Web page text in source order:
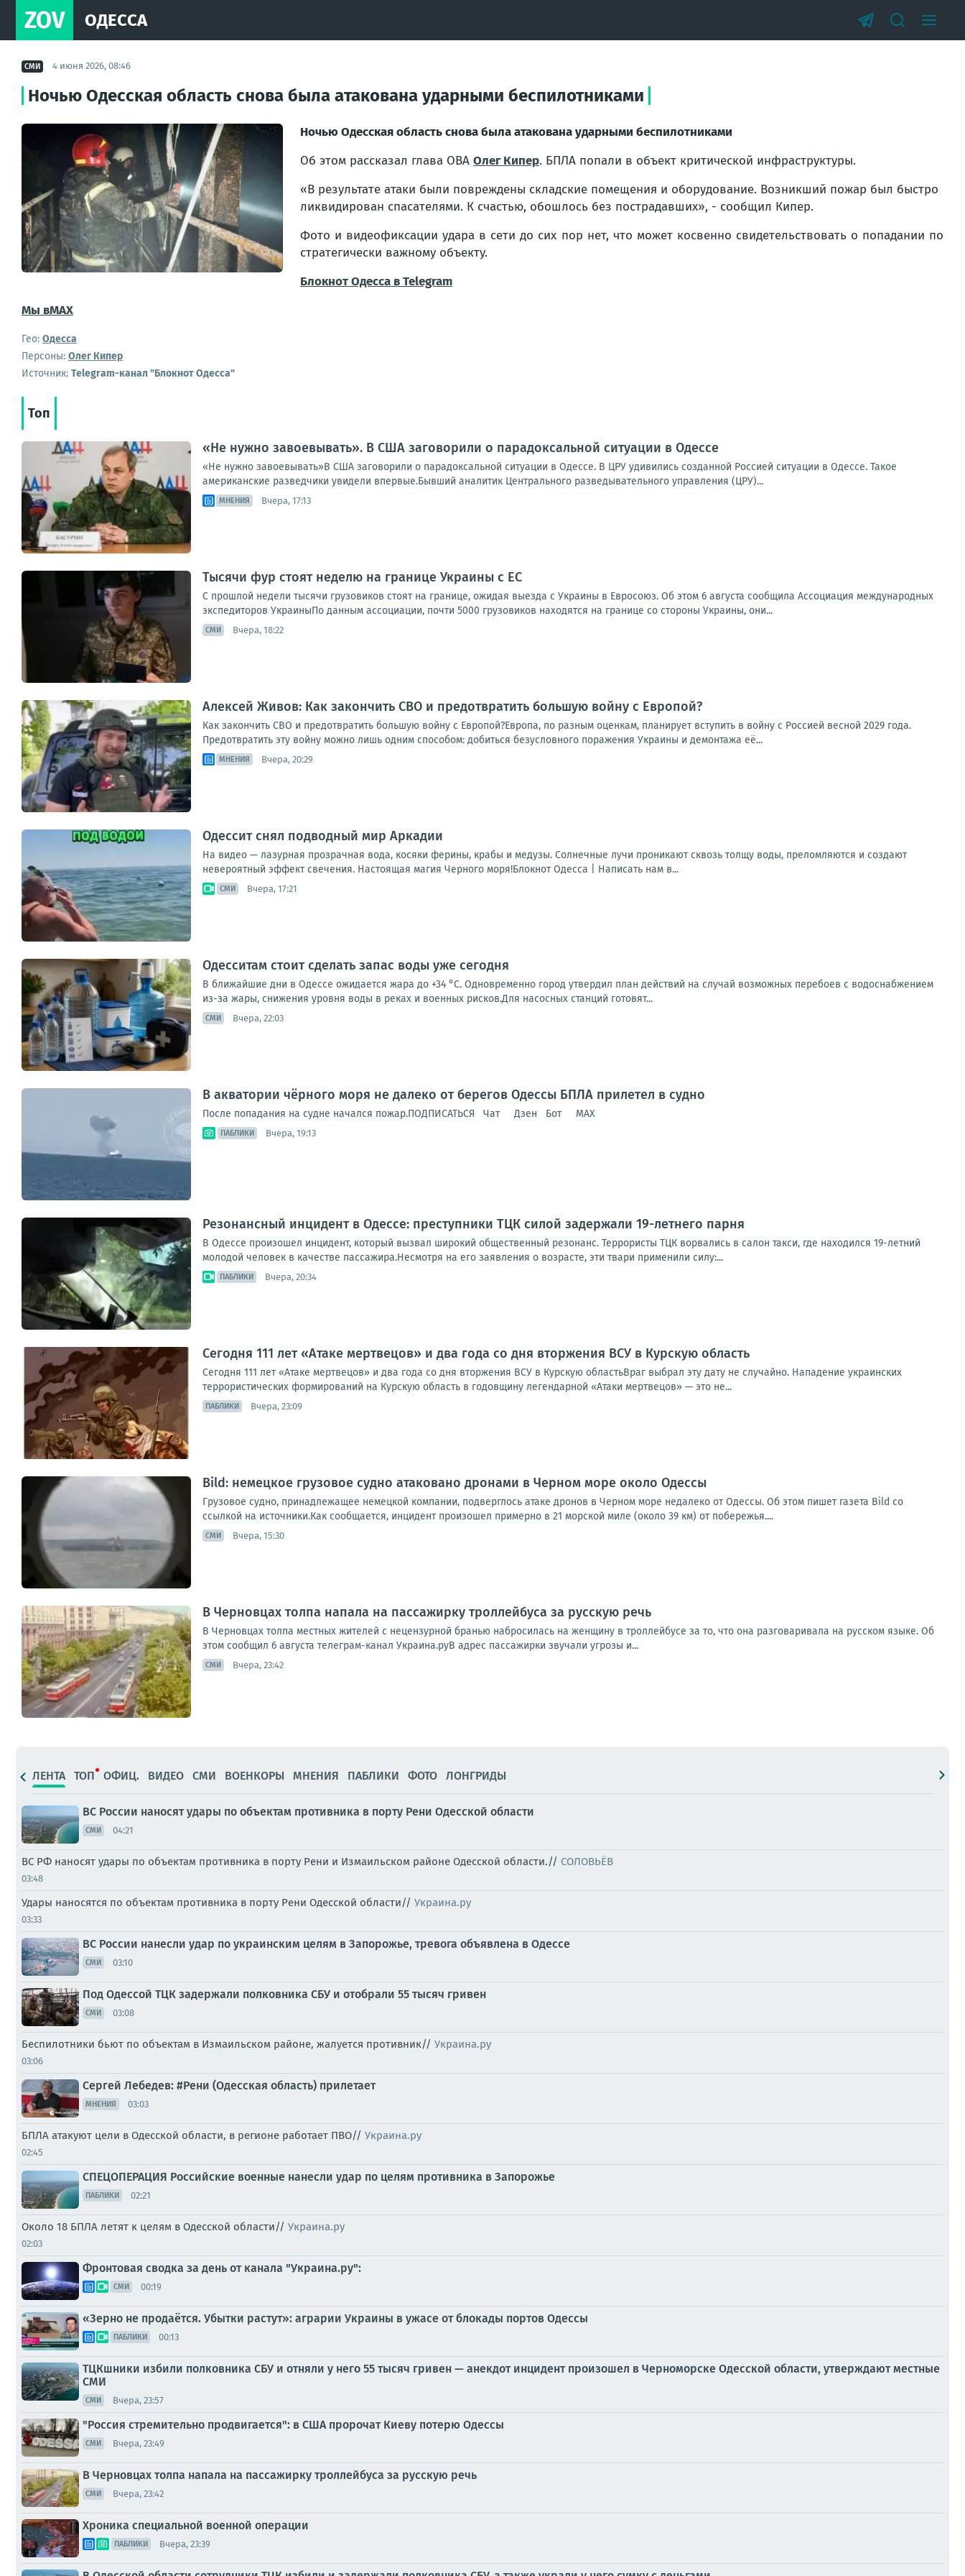
ZOV ОДЕССА
СМИ 4 июня 2026, 08:46
Ночью Одесская область снова была атакована ударными беспилотниками
Ночью Одесская область снова была атакована ударными беспилотниками
Об этом рассказал глава ОВА Олег Кипер. БПЛА попали в объект критической инфраструктуры.
«В результате атаки были повреждены складские помещения и оборудование. Возникший пожар был быстро
ликвидирован спасателями. К счастью, обошлось без пострадавших», - сообщил Кипер.
Фото и видеофиксации удара в сети до сих пор нет, что может косвенно свидетельствовать о попадании по
стратегически важному объекту.
Блокнот Одесса в Telegram
Мы вМАХ
Гео: Одесса
Персоны: Олег Кипер
Источник: Telegram-канал "Блокнот Одесса"
Топ
«Не нужно завоевывать». В США заговорили о парадоксальной ситуации в Одессе
«Не нужно завоевывать»В США заговорили о парадоксальной ситуации в Одессе. В ЦРУ удивились созданной Россией ситуации в Одессе. Такое
американские разведчики увидели впервые.Бывший аналитик Центрального разведывательного управления (ЦРУ)...
МНЕНИЯ Вчера, 17:13
Тысячи фур стоят неделю на границе Украины с ЕС
С прошлой недели тысячи грузовиков стоят на границе, ожидая выезда с Украины в Евросоюз. Об этом 6 августа сообщила Ассоциация международных
экспедиторов УкраиныПо данным ассоциации, почти 5000 грузовиков находятся на границе со стороны Украины, они...
СМИ Вчера, 18:22
Алексей Живов: Как закончить СВО и предотвратить большую войну с Европой?
Как закончить СВО и предотвратить большую войну с Европой?Европа, по разным оценкам, планирует вступить в войну с Россией весной 2029 года.
Предотвратить эту войну можно лишь одним способом: добиться безусловного поражения Украины и демонтажа её...
МНЕНИЯ Вчера, 20:29
Одессит снял подводный мир Аркадии
На видео — лазурная прозрачная вода, косяки ферины, крабы и медузы. Солнечные лучи проникают сквозь толщу воды, преломляются и создают
невероятный эффект свечения. Настоящая магия Черного моря!Блокнот Одесса | Написать нам в...
СМИ Вчера, 17:21
Одесситам стоит сделать запас воды уже сегодня
В ближайшие дни в Одессе ожидается жара до +34 °C. Одновременно город утвердил план действий на случай возможных перебоев с водоснабжением
из-за жары, снижения уровня воды в реках и военных рисков.Для насосных станций готовят...
СМИ Вчера, 22:03
В акватории чёрного моря не далеко от берегов Одессы БПЛА прилетел в судно
После попадания на судне начался пожар.ПОДПИСАТЬСЯ Чат Дзен Бот MAX
ПАБЛИКИ Вчера, 19:13
Резонансный инцидент в Одессе: преступники ТЦК силой задержали 19-летнего парня
В Одессе произошел инцидент, который вызвал широкий общественный резонанс. Террористы ТЦК ворвались в салон такси, где находился 19-летний
молодой человек в качестве пассажира.Несмотря на его заявления о возрасте, эти твари применили силу:...
ПАБЛИКИ Вчера, 20:34
Сегодня 111 лет «Атаке мертвецов» и два года со дня вторжения ВСУ в Курскую область
Сегодня 111 лет «Атаке мертвецов» и два года со дня вторжения ВСУ в Курскую областьВраг выбрал эту дату не случайно. Нападение украинских
террористических формирований на Курскую область в годовщину легендарной «Атаки мертвецов» — это не...
ПАБЛИКИ Вчера, 23:09
Bild: немецкое грузовое судно атаковано дронами в Черном море около Одессы
Грузовое судно, принадлежащее немецкой компании, подверглось атаке дронов в Черном море недалеко от Одессы. Об этом пишет газета Bild со
ссылкой на источники.Как сообщается, инцидент произошел примерно в 21 морской миле (около 39 км) от побережья....
СМИ Вчера, 15:30
В Черновцах толпа напала на пассажирку троллейбуса за русскую речь
В Черновцах толпа местных жителей с нецензурной бранью набросилась на женщину в троллейбусе за то, что она разговаривала на русском языке. Об
этом сообщил 6 августа телеграм-канал Украина.руВ адрес пассажирки звучали угрозы и...
СМИ Вчера, 23:42
ЛЕНТА ТОП ОФИЦ. ВИДЕО СМИ ВОЕНКОРЫ МНЕНИЯ ПАБЛИКИ ФОТО ЛОНГРИДЫ
ВС России наносят удары по объектам противника в порту Рени Одесской области
СМИ 04:21
ВС РФ наносят удары по объектам противника в порту Рени и Измаильском районе Одесской области.// СОЛОВЬЁВ
03:48
Удары наносятся по объектам противника в порту Рени Одесской области// Украина.ру
03:33
ВС России нанесли удар по украинским целям в Запорожье, тревога объявлена в Одессе
СМИ 03:10
Под Одессой ТЦК задержали полковника СБУ и отобрали 55 тысяч гривен
СМИ 03:08
Беспилотники бьют по объектам в Измаильском районе, жалуется противник// Украина.ру
03:06
Сергей Лебедев: #Рени (Одесская область) прилетает
МНЕНИЯ 03:03
БПЛА атакуют цели в Одесской области, в регионе работает ПВО// Украина.ру
02:45
СПЕЦОПЕРАЦИЯ Российские военные нанесли удар по целям противника в Запорожье
ПАБЛИКИ 02:21
Около 18 БПЛА летят к целям в Одесской области// Украина.ру
02:03
Фронтовая сводка за день от канала "Украина.ру":
СМИ 00:19
«Зерно не продаётся. Убытки растут»: аграрии Украины в ужасе от блокады портов Одессы
ПАБЛИКИ 00:13
ТЦКшники избили полковника СБУ и отняли у него 55 тысяч гривен — анекдот инцидент произошел в Черноморске Одесской области, утверждают местные
СМИ
СМИ Вчера, 23:57
"Россия стремительно продвигается": в США пророчат Киеву потерю Одессы
СМИ Вчера, 23:49
В Черновцах толпа напала на пассажирку троллейбуса за русскую речь
СМИ Вчера, 23:42
Хроника специальной военной операции
ПАБЛИКИ Вчера, 23:39